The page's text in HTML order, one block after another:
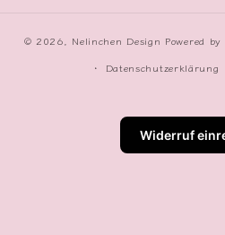
© 2026, Nelinchen Design Powered
Datenschutzerklärung
Widerruf